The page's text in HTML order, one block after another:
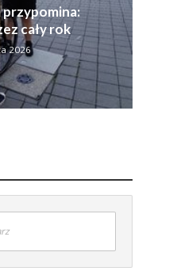
przypomina:
cały rok
2026